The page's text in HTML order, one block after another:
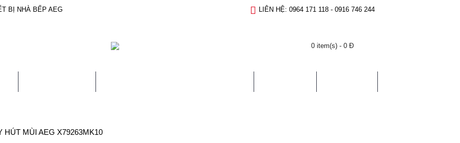
BỊ NHÀ BẾP AEG LIÊN HỆ: 0964 171 118 - 0916 746 244
0 item(s) - 0 Đ
HÚT MÙI AEG X79263MK10